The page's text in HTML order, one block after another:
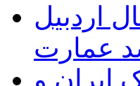
شمال اردبیل
عمارت
ایران و